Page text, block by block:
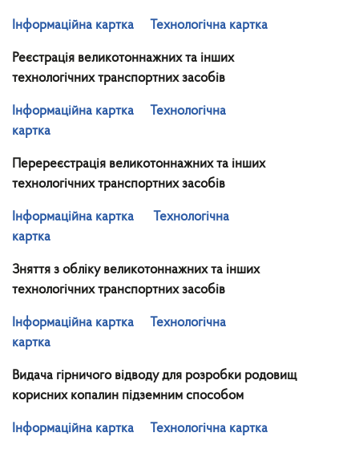
Інформаційна картка Технологічна картка
Реєстрація великотоннажних та інших
технологічних транспортних засобів
Інформаційна картка
Технологічна
картка
Перереєстрація великотоннажних та інших
технологічних транспортних засобів
Інформаційна картка
Технологічна
картка
Зняття з обліку великотоннажних та інших
технологічних транспортних засобів
Інформаційна картка
Технологічна
картка
Видача гірничого відводу для розробки родовищ
корисних копалин підземним способом
Інформаційна картка Технологічна картка